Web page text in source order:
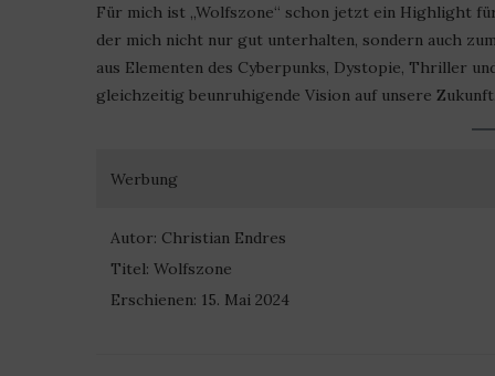
Für mich ist „Wolfszone“ schon jetzt ein Highlight
der mich nicht nur gut unterhalten, sondern auch
aus Elementen des Cyberpunks, Dystopie, Thriller
gleichzeitig beunruhigende Vision auf unsere Zukunft.
Werbung
Autor: Christian Endres
Titel: Wolfszone
Erschienen: 15. Mai 2024